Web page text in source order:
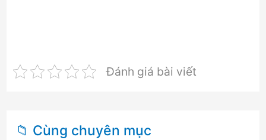
Đánh giá bài viết
📁 Cùng chuyên mục